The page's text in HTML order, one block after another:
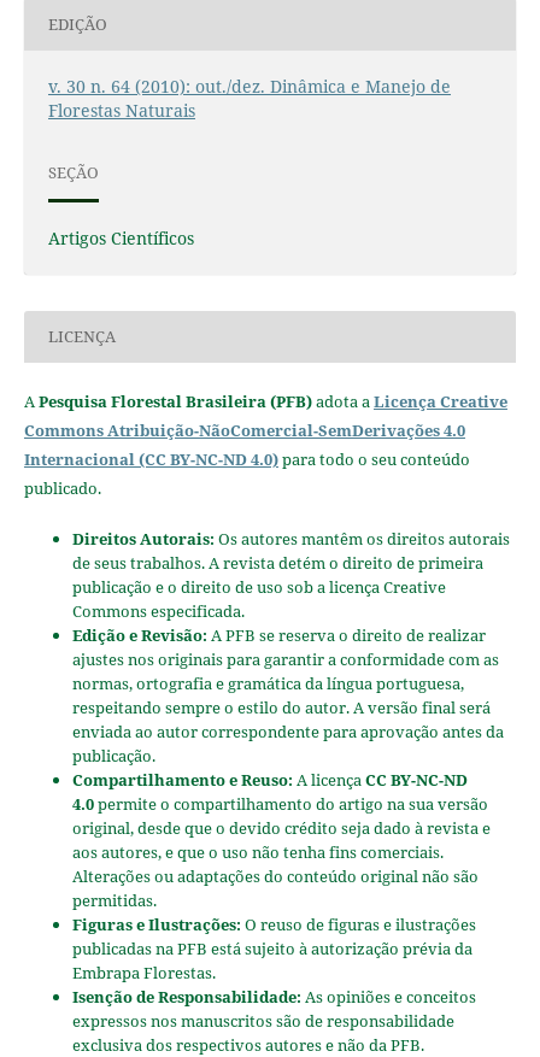
EDIÇÃO
v. 30 n. 64 (2010): out./dez. Dinâmica e Manejo de
Florestas Naturais
SEÇÃO
Artigos Científicos
LICENÇA
APesquisa Florestal Brasileira (PFB)adota aLicença Creative
Commons Atribuição-NãoComercial-SemDerivações 4.0
Internacional (CC BY-NC-ND 4.0)para todo o seu conteúdo
publicado.
Direitos Autorais: Os autores mantêm os direitos autorais
de seus trabalhos. A revista detém o direito de primeira
publicação e o direito de uso sob a licença Creative
Commons especificada.
Edição e Revisão: A PFB se reserva o direito de realizar
ajustes nos originais para garantir a conformidade com as
normas, ortografia e gramática da língua portuguesa,
respeitando sempre o estilo do autor. A versão final será
enviada ao autor correspondente para aprovação antes da
publicação.
Compartilhamento e Reuso: A licençaCC BY-NC-ND
4.0permite o compartilhamento do artigo na sua versão
original, desde que o devido crédito seja dado à revista e
aos autores, e que o uso não tenha fins comerciais.
Alterações ou adaptações do conteúdo original não são
permitidas.
Figuras e Ilustrações: O reuso de figuras e ilustrações
publicadas na PFB está sujeito à autorização prévia da
Embrapa Florestas.
Isenção de Responsabilidade: As opiniões e conceitos
expressos nos manuscritos são de responsabilidade
exclusiva dos respectivos autores e não da PFB.